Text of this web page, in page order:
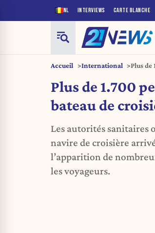
NL INTERVIEWS CARTE BLANCHE
Accueil International
Plus de
Plus de 1.700
bateau de
Les autorités sanitaires
navire de croisière
l’apparition de
les voyageurs.